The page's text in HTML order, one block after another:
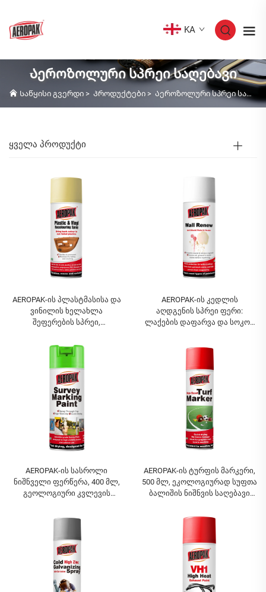
KA
Აეროზოლური სპრეი საღებავი
Საწყისი გვერდი > Პროდუქტები > Აეროზოლური სპრეი საღებავი
ᲧᲕᲔᲚᲐ ᲞᲠᲝᲓᲣᲥᲢᲘ
AEROPAK-ის პლასტმასისა და
ვინილის ხელახლა
შეფერების სპრეი,
საღებავი, რომელიც
წინააღმდეგობას აძლევს
გამოვარდნასა და ჩაზნექვას
AEROPAK-ის კედლის
აღდგენის სპრეი ფერი:
ლაქების დაფარვა და სოკოს
AEROPAK-ის სასროლი
ნიშნველი ფერწერა, 400 მლ,
გეოლოგიური კვლევის
სამუშაოების სასროლი
ფერწერა
AEROPAK-ის ტურფის მარკერი,
500 მლ, ეკოლოგიურად სუფთა
ბალიშის ნიშნვის საღებავი